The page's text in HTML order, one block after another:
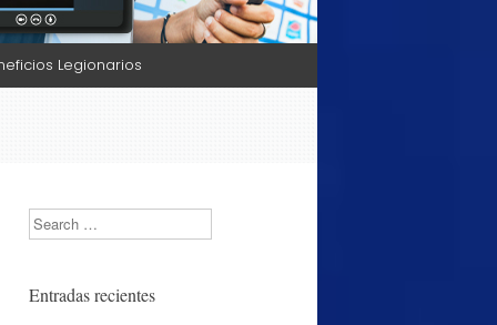
Legionarios
Search
Entradas recientes